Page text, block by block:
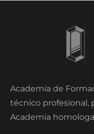
Academia de
técnico profesional,
Academia